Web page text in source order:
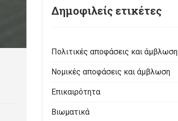
Δημοφιλείς ετικέτες
Πολιτικές αποφάσεις και άμβλωση
Νομικές αποφάσεις και άμβλωση
Επικαιρότητα
Βιωματικά